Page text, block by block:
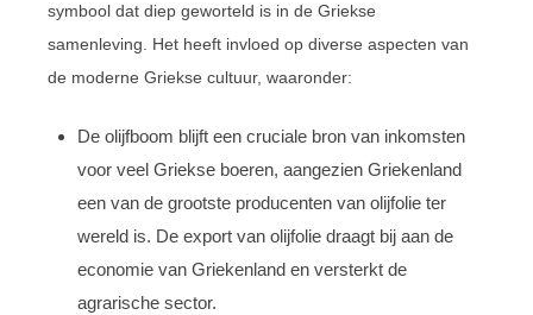
symbool dat diep geworteld is in de Griekse
samenleving. Het heeft invloed op diverse aspecten van
de moderne Griekse cultuur, waaronder:
De olijfboom blijft een cruciale bron van inkomsten
voor veel Griekse boeren, aangezien Griekenland
een van de grootste producenten van olijfolie ter
wereld is. De export van olijfolie draagt bij aan de
economie van Griekenland en versterkt de
agrarische sector.